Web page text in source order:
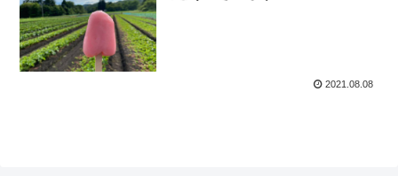
2021.08.08